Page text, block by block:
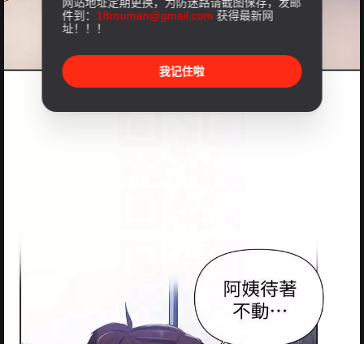
件到： 18rouman@gmail.com 获得最新网
址！！！
我记住啦